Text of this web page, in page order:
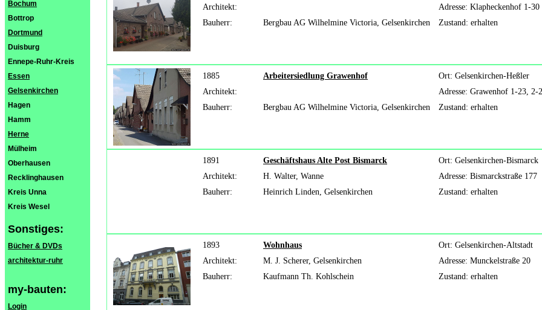
Bochum
Bottrop
Dortmund
Duisburg
Ennepe-Ruhr-Kreis
Essen
Gelsenkirchen
Hagen
Hamm
Herne
Mülheim
Oberhausen
Recklinghausen
Kreis Unna
Kreis Wesel
Sonstiges:
Bücher & DVDs
architektur-ruhr
my-bauten:
Login
Architekt:
Adresse: Klapheckenhof 1-30
Bauherr:
Bergbau AG Wilhelmine Victoria, Gelsenkirchen Zustand: erhalten
1885 Arbeitersiedlung Grawenhof
Ort: Gelsenkirchen-Heßler
Architekt:
Adresse: Grawenhof 1-23, 2-
Bauherr:
Bergbau AG Wilhelmine Victoria, Gelsenkirchen Zustand: erhalten
1891 Geschäftshaus Alte Post Bismarck
Ort: Gelsenkirchen-Bismarck
Architekt:
H. Walter, Wanne
Adresse: Bismarckstraße 177
Bauherr:
Heinrich Linden, Gelsenkirchen Zustand: erhalten
1893 Wohnhaus
Ort: Gelsenkirchen-Altstadt
Architekt:
M. J. Scherer, Gelsenkirchen
Adresse: Munckelstraße 20
Bauherr:
Kaufmann Th. Kohlschein Zustand: erhalten